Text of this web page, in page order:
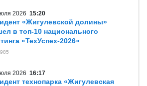
2026 15:20
«Жигулевской долины»
в топ-10 национального
«ТехУспех-2026»
985
2026 16:17
технопарка «Жигулевская